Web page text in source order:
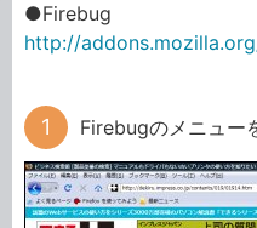
●Firebug
http://
Firebugのメニュー